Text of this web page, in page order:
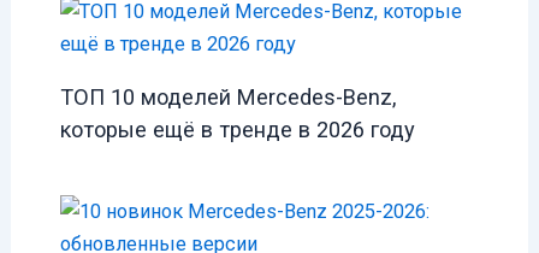
ТОП 10 моделей Mercedes-Benz,
которые ещё в тренде в 2026 году